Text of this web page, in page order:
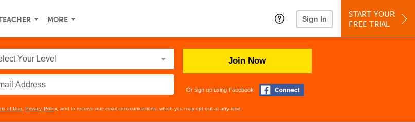
MORE Sign In
START YOUR
FREE TRIAL
Join Now
Or sign up using Facebook
of Use Privacy Policy, and to receive our email communications, which you may opt out at any time.